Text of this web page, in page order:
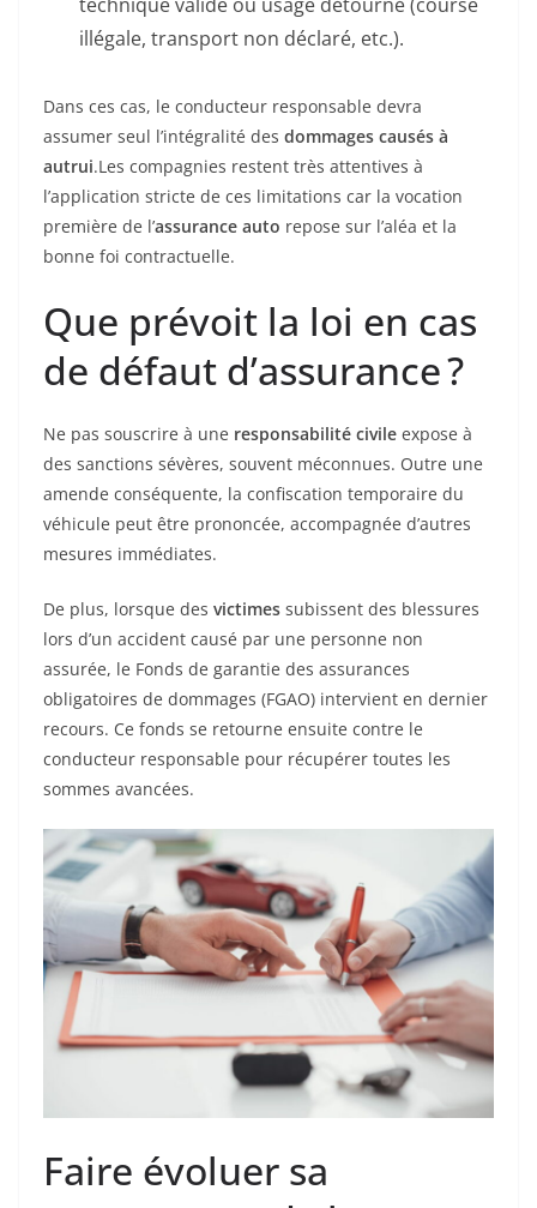
illégale, transport non déclaré, etc.).
Dans ces cas, le conducteur responsable devra
assumer seul l’intégralité des dommages causés à
autrui.Les compagnies restent très attentives à
l’application stricte de ces limitations car la vocation
première de l’assurance auto repose sur l’aléa et la
bonne foi contractuelle.
Que prévoit la loi en cas
de défaut d’assurance ?
Ne pas souscrire à une responsabilité civile expose à
des sanctions sévères, souvent méconnues. Outre une
amende conséquente, la confiscation temporaire du
véhicule peut être prononcée, accompagnée d’autres
mesures immédiates.
De plus, lorsque des victimes subissent des blessures
lors d’un accident causé par une personne non
assurée, le Fonds de garantie des assurances
obligatoires de dommages (FGAO) intervient en dernier
recours. Ce fonds se retourne ensuite contre le
conducteur responsable pour récupérer toutes les
sommes avancées.
Faire évoluer sa